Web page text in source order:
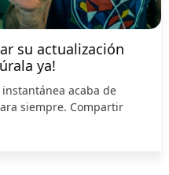
su actualización
ya!
acaba de
siempre. Compartir